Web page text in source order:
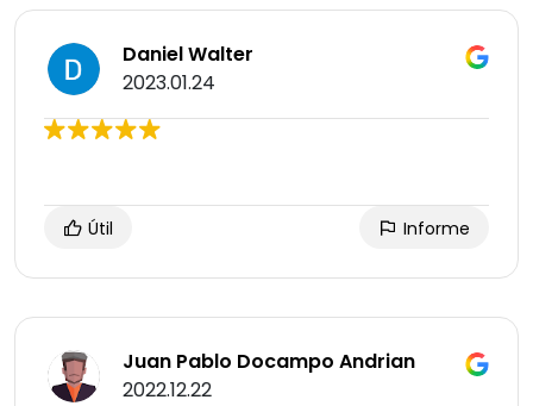
Daniel Walter
2023.01.24
Útil Informe
Juan Pablo Docampo Andrian
2022.12.22